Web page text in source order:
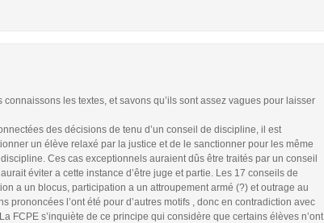
les textes, et savons qu’ils sont assez vagues pour laisser
des décisions de tenu d’un conseil de discipline, il est
un élève relaxé par la justice et de le sanctionner pour les même
Ces cas exceptionnels auraient dûs être traités par un conseil
éviter a cette instance d’être juge et partie. Les 17 conseils de
a un blocus, participation a un attroupement armé (?) et outrage au
prononcées l’ont été pour d’autres motifs , donc en contradiction avec
FCPE s’inquiète de ce principe qui considère que certains élèves n’ont